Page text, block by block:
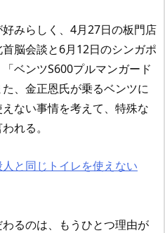
みらしく、4月27日の板門店
首脳会談と6月12日のシンガポ
ベンツS600プルマンガード
、金正恩氏が乗るベンツに
ない事情を考えて、特殊な
れる。
と同じトイレを使えない
るのは、もうひとつ理由が